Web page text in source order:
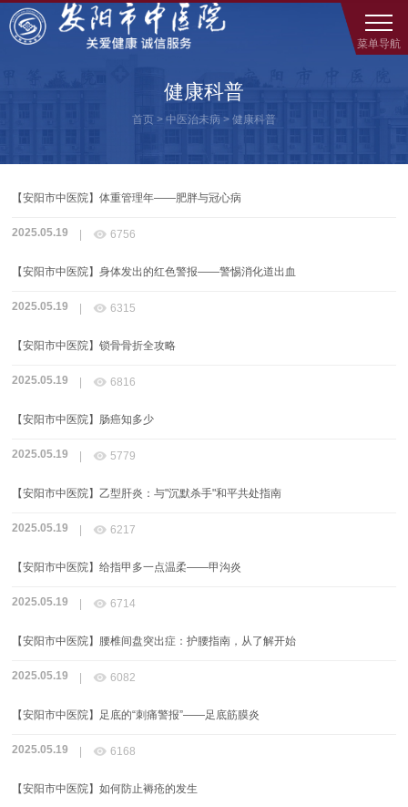
菜单导航
健康科普
首页 > 中医治未病 > 健康科普
【安阳市中医院】体重管理年——肥胖与冠心病
2025.05.19  6756
【安阳市中医院】身体发出的红色警报——警惕消化道出血
2025.05.19  6315
【安阳市中医院】锁骨骨折全攻略
2025.05.19  6816
【安阳市中医院】肠癌知多少
2025.05.19  5779
【安阳市中医院】乙型肝炎：与"沉默杀手"和平共处指南
2025.05.19  6217
【安阳市中医院】给指甲多一点温柔——甲沟炎
2025.05.19  6714
【安阳市中医院】腰椎间盘突出症：护腰指南，从了解开始
2025.05.19  6082
【安阳市中医院】足底的“刺痛警报”——足底筋膜炎
2025.05.19  6168
【安阳市中医院】如何防止褥疮的发生